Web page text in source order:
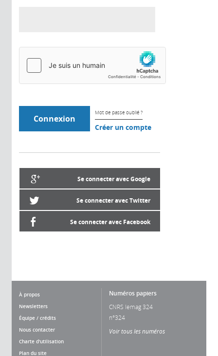
Mot de passe oublié ?
Créer un compte
Se connecter avec Google
Se connecter avec Twitter
Se connecter avec Facebook
À propos
Newsletters
Équipe / crédits
Nous contacter
Charte d'utilisation
Plan du site
Numéros papiers
CNRS lemag 324
n°324
Voir tous les numéros